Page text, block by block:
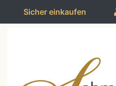
Sicher einkaufen